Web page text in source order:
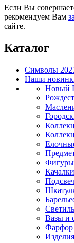
Если Вы
рекомендуем Вам
сайте.
Каталог
Символы
Наши
Новый
Фигуры
Вазы и
Фарфор